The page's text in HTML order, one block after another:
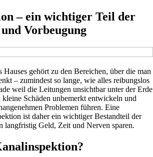
– ein wichtiger Teil der
Vorbeugung
Hauses gehört zu den Bereichen, über die man
– zumindest so lange, wie alles reibungslos
weil die Leitungen unsichtbar unter der Erde
Schäden unbemerkt entwickeln und
Problemen führen. Eine
ist daher ein wichtiger Bestandteil der
langfristig Geld, Zeit und Nerven sparen.